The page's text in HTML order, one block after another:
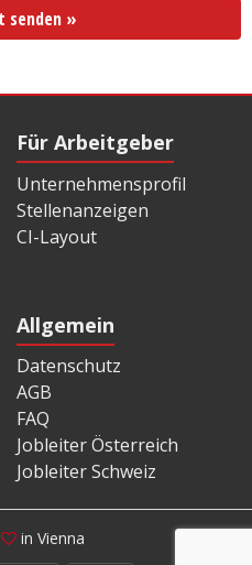
senden »
Für Arbeitgeber
Unternehmensprofil
Stellenanzeigen
CI-Layout
Allgemein
Datenschutz
AGB
FAQ
Jobleiter Österreich
Jobleiter Schweiz
in Vienna